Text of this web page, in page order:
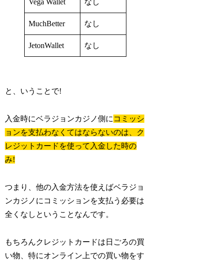
MuchBetter なし
JetonWallet なし
と、いうことで!
入金時にベラジョンカジノ側に コミッシ
ョンを支払わなくてはならないのは、ク
レジットカードを使って入金した時の
み!
つまり、他の入金方法を使えばベラジョ
ンカジノにコミッションを支払う必要は
全くなしということなんです。
もちろんクレジットカードは日ごろの買
い物、特にオンライン上での買い物をす